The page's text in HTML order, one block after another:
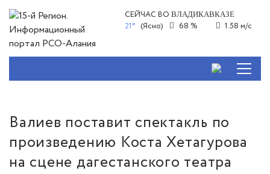
СЕЙЧАС ВОВЛАДИКАВКАЗЕ
21° (Ясно) 68 % 1.58 м/с
Валиев поставит спектакль по
произведению Коста Хетагурова
на сцене дагестанского театра